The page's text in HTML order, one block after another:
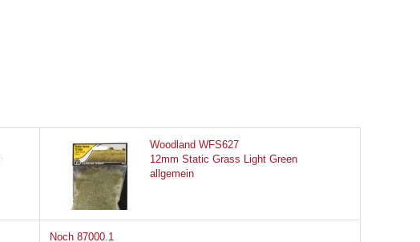
Woodland WFS627
12mm Static Grass Light Green
allgemein
Noch 87000.1